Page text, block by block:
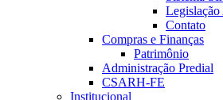
Contato
Compras e Finanças
Patrimônio
Administração Predial
CSARH-FE
Institucional